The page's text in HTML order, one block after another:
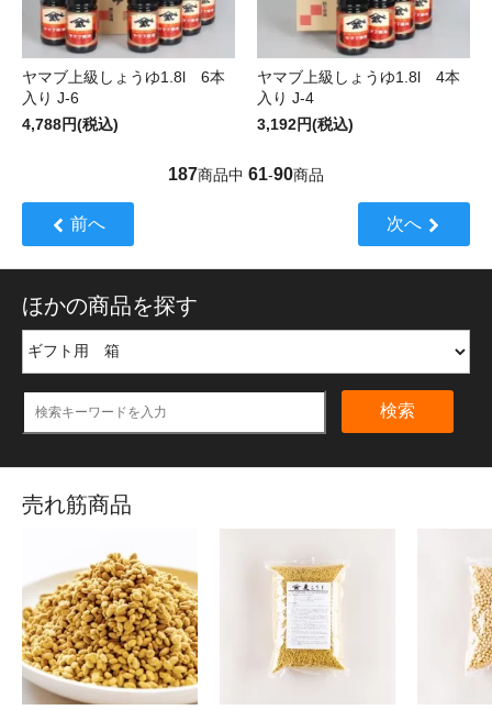
ヤマブ上級しょうゆ1.8l 6本
入り J-6
4,788円(税込)
ヤマブ上級しょうゆ1.8l 4本
入り J-4
3,192円(税込)
187商品中 61-90商品
前へ 次へ
ほかの商品を探す
検索
売れ筋商品